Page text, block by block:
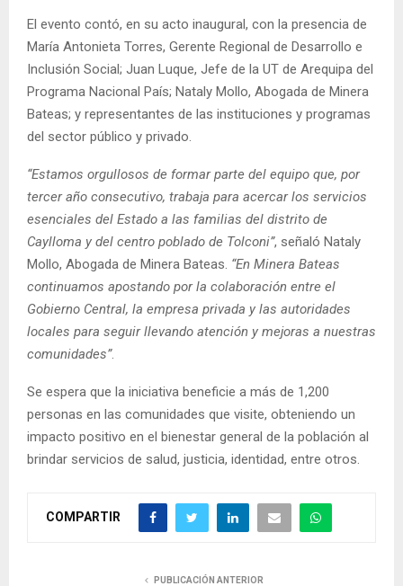
El evento contó, en su acto inaugural, con la presencia de
María Antonieta Torres, Gerente Regional de Desarrollo e
Inclusión Social; Juan Luque, Jefe de la UT de Arequipa del
Programa Nacional País; Nataly Mollo, Abogada de Minera
Bateas; y representantes de las instituciones y programas
del sector público y privado.
“Estamos orgullosos de formar parte del equipo que, por
tercer año consecutivo, trabaja para acercar los servicios
esenciales del Estado a las familias del distrito de
Caylloma y del centro poblado de Tolconi”, señaló Nataly
Mollo, Abogada de Minera Bateas. “En Minera Bateas
continuamos apostando por la colaboración entre el
Gobierno Central, la empresa privada y las autoridades
locales para seguir llevando atención y mejoras a nuestras
comunidades”.
Se espera que la iniciativa beneficie a más de 1,200
personas en las comunidades que visite, obteniendo un
impacto positivo en el bienestar general de la población al
brindar servicios de salud, justicia, identidad, entre otros.
COMPARTIR
PUBLICACIÓN ANTERIOR